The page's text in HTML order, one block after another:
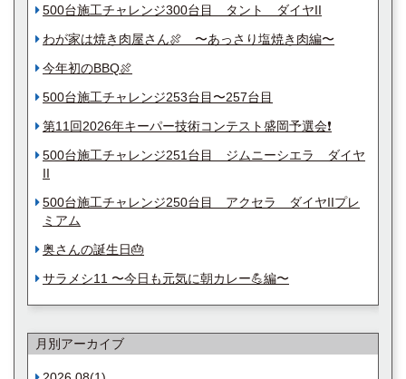
500台施工チャレンジ300台目 タント ダイヤII
わが家は焼き肉屋さん🍖 〜あっさり塩焼き肉編〜
今年初のBBQ🍖
500台施工チャレンジ253台目〜257台目
第11回2026年キーパー技術コンテスト盛岡予選会❗️
500台施工チャレンジ251台目 ジムニーシエラ ダイヤ
II
500台施工チャレンジ250台目 アクセラ ダイヤIIプレ
ミアム
奥さんの誕生日🎂
サラメシ11 〜今日も元気に朝カレー💪編〜
月別アーカイブ